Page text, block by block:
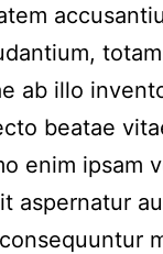
ab illo
beatae
enim ipsam
aspernatur